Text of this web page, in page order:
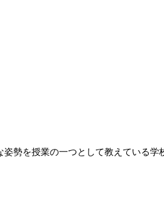
勢を授業の一つとして教えている学